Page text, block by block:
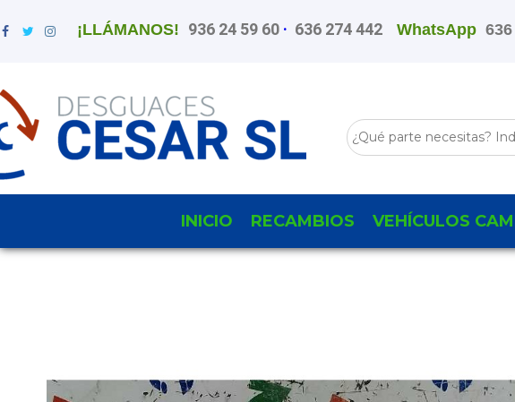
¡LLÁMANOS! 936 24 59 60 · 636 274 442 WhatsApp
INICIO RECAMBIOS VEHÍCULOS